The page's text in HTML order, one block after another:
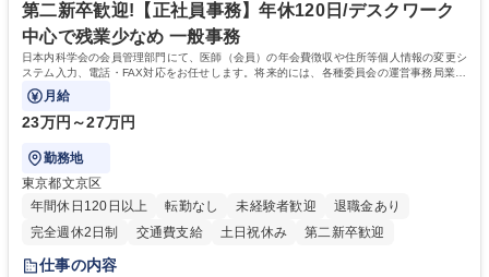
ます。 学歴・資格 学歴：大学院 大学 高専 短大 専修学校 高校 語学力：
資格：
第二新卒歓迎!【正社員事務】年休120日/デスクワーク
中心で残業少なめ 一般事務
日本内科学会の会員管理部門にて、医師（会員）の年会費徴収や住所等個人情報の変更シ
ステム入力、電話・FAX対応をお任せします。将来的には、各種委員会の運営事務局業務
などにも幅広く携わっていただきます。
月給
23万円～27万円
勤務地
東京都文京区
年間休日120日以上
転勤なし 未経験者歓迎
退職金あり
完全週休2日制
交通費支給 土日祝休み 第二新卒歓迎
仕事の内容